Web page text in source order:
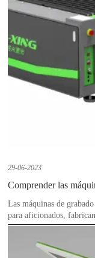
29-06-2023
Comprender las
Las máquinas de
para aficionados,